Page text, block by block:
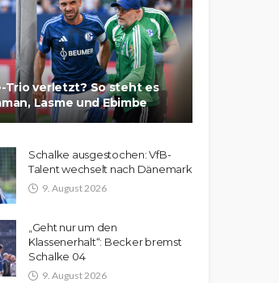
Trio verletzt? So steht es
Lasme und Ebimbe
Schalke ausgestochen: VfB-
Talent wechselt nach Dänemark
9. August 2026
„Geht nur um den
Klassenerhalt“: Becker bremst
Schalke 04
9. August 2026